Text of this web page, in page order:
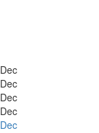
Dec
Dec
Dec
Dec
Dec